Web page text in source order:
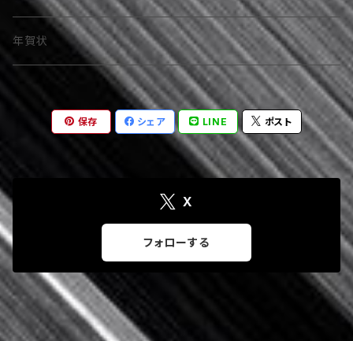
魔威呼（金城舞子）
TOKYO SPANDIXXX
お百合（Rakshasa）
SIRENT SCREEM
少女S
絶対倶楽部
LOUD&PROUD
年賀状
保存 シェア LINE ポスト
X
フォローする